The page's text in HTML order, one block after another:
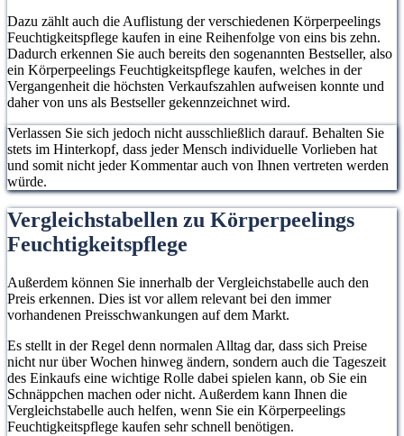
Dazu zählt auch die Auflistung der verschiedenen Körperpeelings
Feuchtigkeitspflege kaufen in eine Reihenfolge von eins bis zehn.
Dadurch erkennen Sie auch bereits den sogenannten Bestseller, also
ein Körperpeelings Feuchtigkeitspflege kaufen, welches in der
Vergangenheit die höchsten Verkaufszahlen aufweisen konnte und
daher von uns als Bestseller gekennzeichnet wird.
Verlassen Sie sich jedoch nicht ausschließlich darauf. Behalten Sie
stets im Hinterkopf, dass jeder Mensch individuelle Vorlieben hat
und somit nicht jeder Kommentar auch von Ihnen vertreten werden
würde.
Vergleichstabellen zu Körperpeelings
Feuchtigkeitspflege
Außerdem können Sie innerhalb der Vergleichstabelle auch den
Preis erkennen. Dies ist vor allem relevant bei den immer
vorhandenen Preisschwankungen auf dem Markt.
Es stellt in der Regel denn normalen Alltag dar, dass sich Preise
nicht nur über Wochen hinweg ändern, sondern auch die Tageszeit
des Einkaufs eine wichtige Rolle dabei spielen kann, ob Sie ein
Schnäppchen machen oder nicht. Außerdem kann Ihnen die
Vergleichstabelle auch helfen, wenn Sie ein Körperpeelings
Feuchtigkeitspflege kaufen sehr schnell benötigen.